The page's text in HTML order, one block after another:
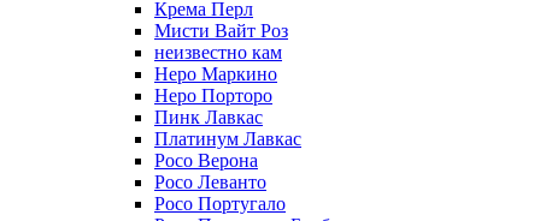
Крема Перл
Мисти Вайт Роз
неизвестно кам
Неро Маркино
Неро Порторо
Пинк Лавкаc
Платинум Лавкас
Росо Верона
Росо Леванто
Росо Португало